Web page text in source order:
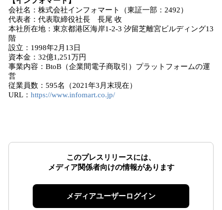
会社名：株式会社インフォマート（東証一部：2492）
代表者：代表取締役社長 長尾 收
本社所在地：東京都港区海岸1-2-3 汐留芝離宮ビルディング13
階
設立：1998年2月13日
資本金：32億1,251万円
事業内容：BtoB（企業間電子商取引）プラットフォームの運
営
従業員数：595名（2021年3月末現在）
URL： https://www.infomart.co.jp/
このプレスリリースには、
メディア関係者向けの情報があります
メディアユーザーログイン